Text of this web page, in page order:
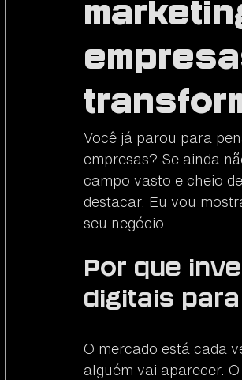
Tendências Educação
Negócios Promova seu Negócio
Você já parou para
empresas? Se ainda
campo vasto e cheio
destacar. Eu vou
seu negócio.
Por que
digitais
O mercado está cada
alguém vai aparecer.